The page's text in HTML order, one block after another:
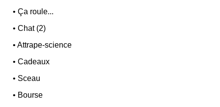
•Ça roule...
•Chat (2)
•Attrape-science
•Cadeaux
• Sceau
• Bourse